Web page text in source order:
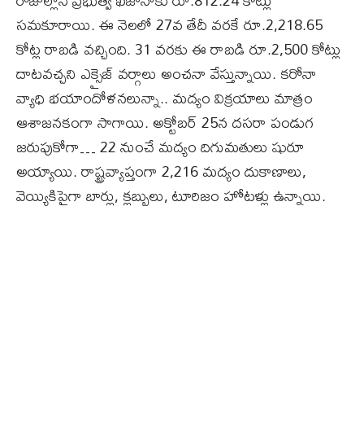
సమకూరాయి. ఈ నెలలో 27వ తేదీ వరకే రూ.2,218.65
కోట్ల రాబడి వచ్చింది. 31 వరకు ఈ రాబడి రూ.2,500 కోట్లు
దాటవచ్చని ఎక్సైజ్‌ వర్గాలు అంచనా వేస్తున్నాయి. కరోనా
వ్యాధి భయాందోళనలున్నా.. మద్యం విక్రయాలు మాత్రం
ఆశాజనకంగా సాగాయి. అక్టోబర్‌ 25న దసరా పండుగ
జరుపుకోగా… 22 నుంచే మద్యం దిగుమతులు షురూ
అయ్యాయి. రాష్ట్రవ్యాప్తంగా 2,216 మద్యం దుకాణాలు,
వెయ్యికిపైగా బార్లు, క్లబ్బులు, టూరిజం హోటళ్లు ఉన్నాయి.